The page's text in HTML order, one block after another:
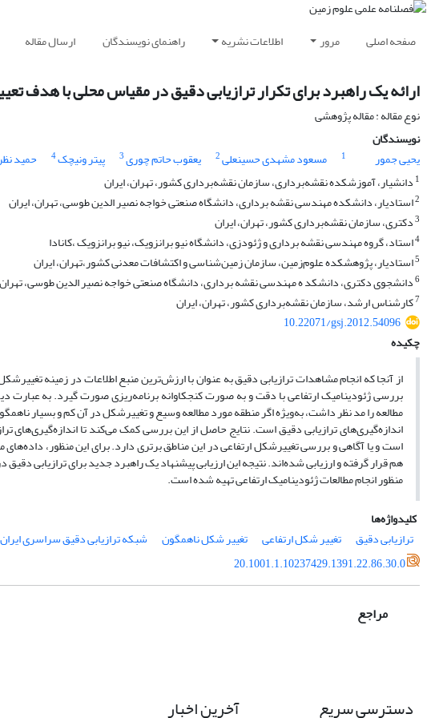
صفحه اصلی مرور اطلاعات نشریه راهنمای نویسندگان ارسال مقاله
ارائه یک راهبرد برای تکرار ترازیابی دقیق در مقیاس محلی با هدف
نوع مقاله : مقاله پژوهشی
نویسندگان
یحیی جمور
1 مسعود مشهدی حسینعلی2 یعقوب حاتم چوری3 پیتر ونیچک4 حمید
1 دانشیار، آموزشکده نقشه‌برداری، سازمان نقشه‌برداری کشور، تهران، ایران
2استادیار، دانشکده مهندسی نقشه برداری، دانشگاه صنعتی خواجه نصیر الدین طوسی، تهران، ایران
3دکتری، سازمان نقشه‌برداری کشور، تهران، ایران
4استاد، گروه مهندسی نقشه برداری و ژئودزی، دانشگاه نیو برانزویک، نیو برانزویک ،کانادا
5استادیار، پژوهشکده علوم‌زمین، سازمان زمین‌شناسی و اکتشافات معدنی کشور،تهران، ایران
6دانشجوی دکتری، دانشکد ه مهندسی نقشه برداری، دانشگاه صنعتی خواجه نصیر الدین طوسی،
7کارشناس ارشد، سازمان نقشه‌برداری کشور، تهران، ایران
10.22071/gsj.2012.54096
چکیده
از آنجا که انجام مشاهدات ترازیابی دقیق به عنوان با ارزش‌ترین منبع اطلاعات در زمینه
بررسی ژئودینامیک ارتفاعی با دقت و به صورت کنجکاوانه برنامه‌ریزی صورت گیرد. به عبارت
مطالعه را مد نظر داشت، به‌ویژه اگر منطقه مورد مطالعه وسیع و تغییرشکل در آن کم و بسیار
اندازه‌گیری‌های ترازیابی دقیق است. نتایج حاصل از این بررسی کمک می‌کند تا
است و یا آگاهی و بررسی تغییرشکل ارتفاعی در این مناطق برتری دارد. برای این منظور،
هم قرار گرفته و ارزیابی شده‌اند. نتیجه این ارزیابی پیشنهاد یک راهبرد جدید برای
منظور انجام مطالعات ژئودینامیک ارتفاعی تهیه شده است.
کلیدواژه‌ها
ترازیابی دقیق
تغییر شکل ارتفاعی تغییر شکل ناهمگون
شبکه ترازیابی دقیق سراسری ایران
20.1001.1.10237429.1391.22.86.30.0
مراجع
دسترسی سریع آخرین اخبار